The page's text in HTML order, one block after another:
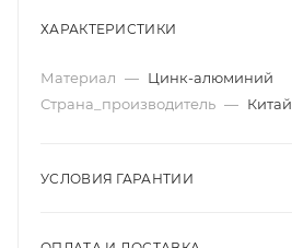
ХАРАКТЕРИСТИКИ
Материал — Цинк-алюминий
Страна_производитель — Китай
УСЛОВИЯ ГАРАНТИИ